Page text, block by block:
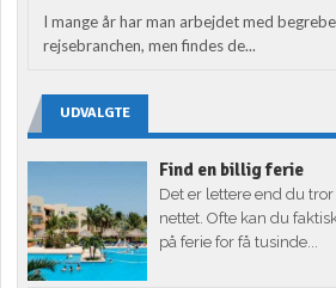
I mange år har man arbejdet med
rejsebranchen, men findes de...
UDVALGTE
Find en billig ferie
Det er lettere end du
nettet. Ofte kan du
på ferie for få tusinde...